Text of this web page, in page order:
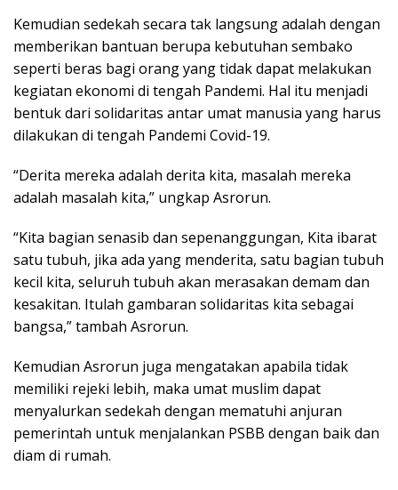
Kemudian sedekah secara tak langsung adalah dengan
memberikan bantuan berupa kebutuhan sembako
seperti beras bagi orang yang tidak dapat melakukan
kegiatan ekonomi di tengah Pandemi. Hal itu menjadi
bentuk dari solidaritas antar umat manusia yang harus
dilakukan di tengah Pandemi Covid-19.
“Derita mereka adalah derita kita, masalah mereka
adalah masalah kita,” ungkap Asrorun.
“Kita bagian senasib dan sepenanggungan, Kita ibarat
satu tubuh, jika ada yang menderita, satu bagian tubuh
kecil kita, seluruh tubuh akan merasakan demam dan
kesakitan. Itulah gambaran solidaritas kita sebagai
bangsa,” tambah Asrorun.
Kemudian Asrorun juga mengatakan apabila tidak
memiliki rejeki lebih, maka umat muslim dapat
menyalurkan sedekah dengan mematuhi anjuran
pemerintah untuk menjalankan PSBB dengan baik dan
diam di rumah.